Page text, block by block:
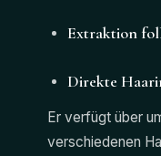
Extraktion
Direkte
Er verfügt über
verschiedenen